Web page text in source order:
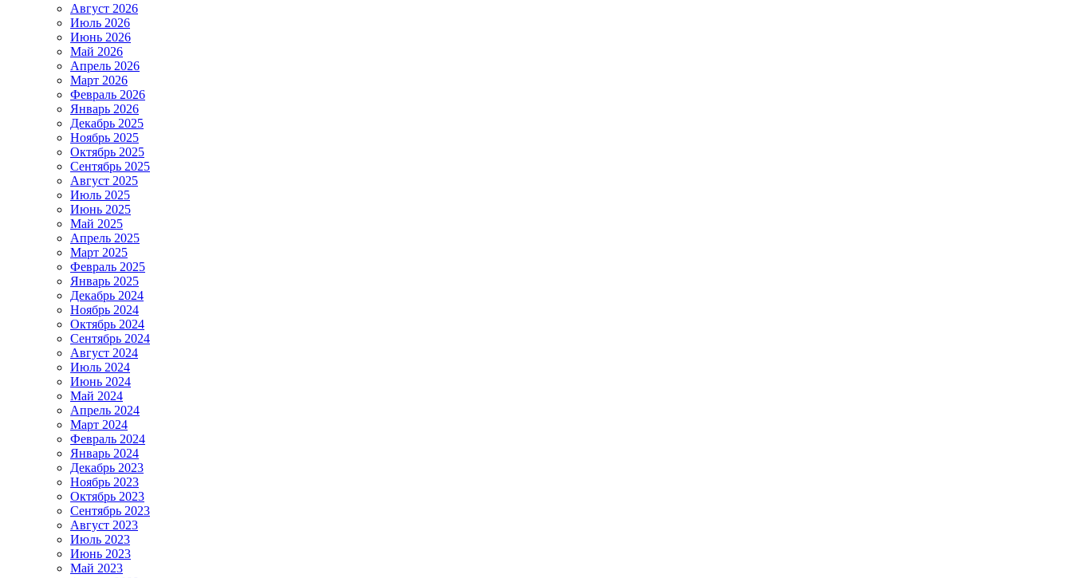
Август 2026
Июль 2026
Июнь 2026
Май 2026
Апрель 2026
Март 2026
Февраль 2026
Январь 2026
Декабрь 2025
Ноябрь 2025
Октябрь 2025
Сентябрь 2025
Август 2025
Июль 2025
Июнь 2025
Май 2025
Апрель 2025
Март 2025
Февраль 2025
Январь 2025
Декабрь 2024
Ноябрь 2024
Октябрь 2024
Сентябрь 2024
Август 2024
Июль 2024
Июнь 2024
Май 2024
Апрель 2024
Март 2024
Февраль 2024
Январь 2024
Декабрь 2023
Ноябрь 2023
Октябрь 2023
Сентябрь 2023
Август 2023
Июль 2023
Июнь 2023
Май 2023